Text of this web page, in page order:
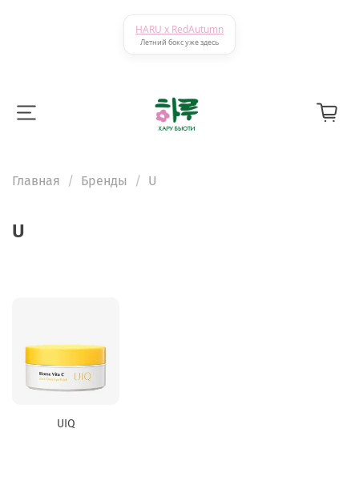
HARU x RedAutumn
Летний бокс уже здесь
Главная Бренды U
U
UIQ